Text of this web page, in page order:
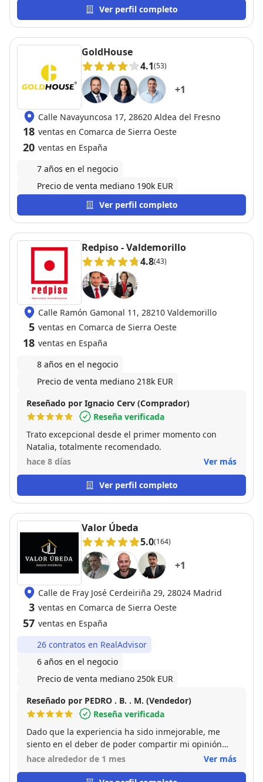
sepan hacer su trabajo con rapidez y honestidad. Mi
mujer y yo estamos muy agradecidos, dado que se
teníamos al principio del proceso.
Ver perfil completo
GoldHouse
4.1(53)
+1
Calle Navayuncosa 17, 28620 Aldea del Fresno
18 ventas en Comarca de Sierra Oeste
20 ventas en España
7 años en el negocio
Precio de venta mediano 190k EUR
Ver perfil completo
Redpiso - Valdemorillo
4.8(43)
Calle Ramón Gamonal 11, 28210 Valdemorillo
5 ventas en Comarca de Sierra Oeste
18 ventas en España
8 años en el negocio
Precio de venta mediano 218k EUR
Reseñado por Ignacio Cerv (Comprador)
Reseña verificada
Trato excepcional desde el primer momento con
Natalia, totalmente recomendado.
hace 8 días
Ver más
Ver perfil completo
Valor Úbeda
5.0(164)
+1
Calle de Fray José Cerdeiriña 29, 28024 Madrid
3 ventas en Comarca de Sierra Oeste
57 ventas en España
26 contratos en RealAdvisor
6 años en el negocio
Precio de venta mediano 250k EUR
Reseñado por PEDRO . B. . M. (Vendedor)
Reseña verificada
Dado que la experiencia ha sido inmejorable, me
siento en el deber de poder compartir mi opinión
sobre JuanFran, con el resto de usuarios y futuros
hace alrededor de 1 mes Ver más